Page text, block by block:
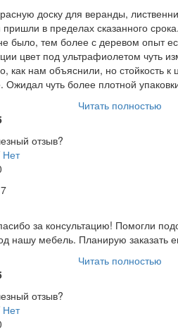
доску для веранды,
в пределах сказанного
было, тем более с деревом опыт
цвет под ультрафиолетом чуть
как нам объяснили, но стойкость к
Ожидал чуть более плотной
Читать полностью
отзыв?
Нет
за консультацию! Помогли
нашу мебель. Планирую заказать
Читать полностью
отзыв?
Нет